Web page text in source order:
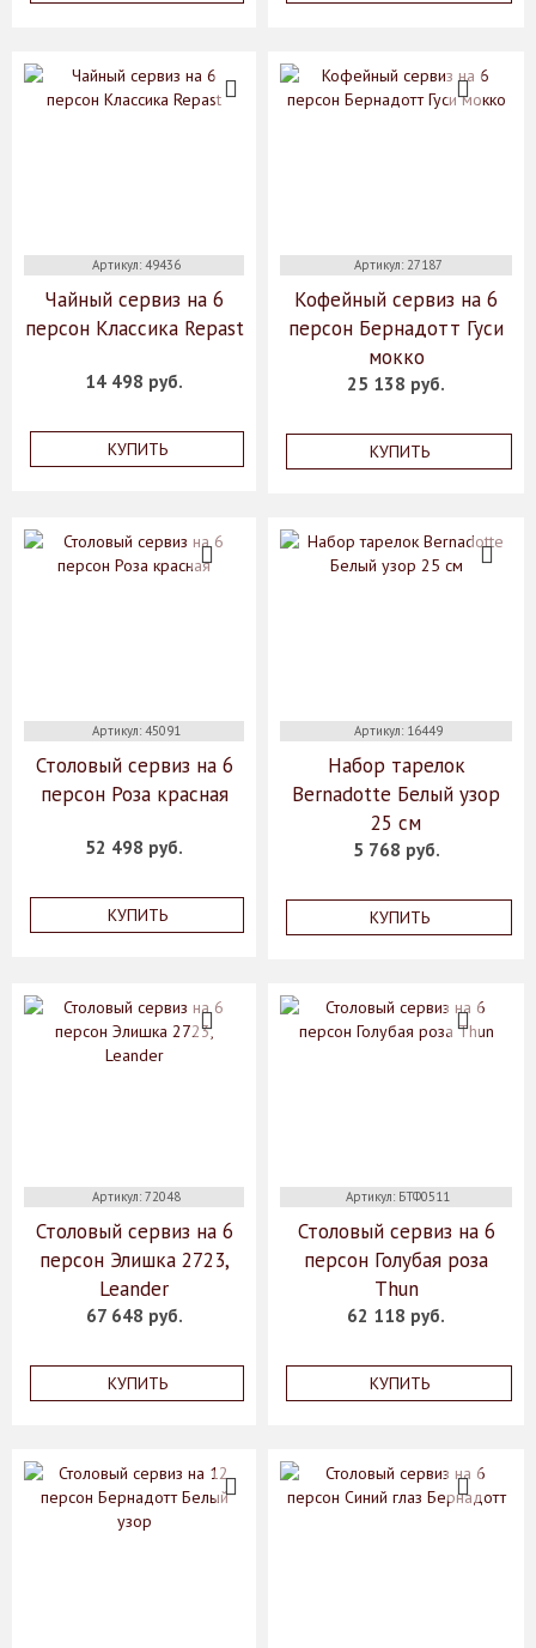
Артикул: 49436
Чайный сервиз на 6
персон Классика Repast
14 498 руб.
КУПИТЬ
Артикул: 27187
Кофейный сервиз на 6
персон Бернадотт Гуси
мокко
25 138 руб.
КУПИТЬ
Артикул: 45091
Столовый сервиз на 6
персон Роза красная
52 498 руб.
КУПИТЬ
Артикул: 16449
Набор тарелок
Bernadotte Белый узор
25 см
5 768 руб.
КУПИТЬ
Артикул: 72048
Столовый сервиз на 6
персон Элишка 2723,
Leander
67 648 руб.
КУПИТЬ
Артикул: БТФ0511
Столовый сервиз на 6
персон Голубая роза
Thun
62 118 руб.
КУПИТЬ